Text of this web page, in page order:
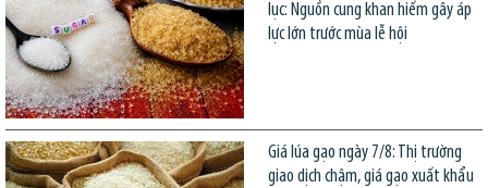
lục: Nguồn cung khan hiếm gây áp
lực lớn trước mùa lễ hội
Giá lúa gạo ngày 7/8: Thị trường
giao dịch chậm, giá gạo xuất khẩu